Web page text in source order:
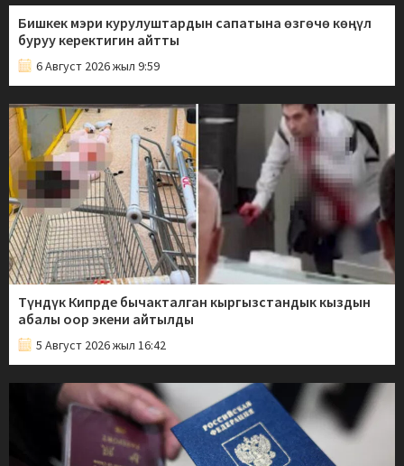
Бишкек мэри курулуштардын сапатына өзгөчө көңүл
буруу керектигин айтты
6 Август 2026 жыл 9:59
Түндүк Кипрде бычакталган кыргызстандык кыздын
абалы оор экени айтылды
5 Август 2026 жыл 16:42